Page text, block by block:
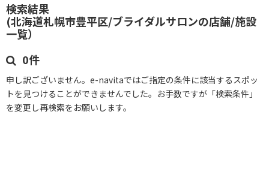
検索結果
(北海道札幌市豊平区/ブライダルサロンの店舗/施設
一覧）
0件
申し訳ございません。e-navitaではご指定の条件に該当するスポッ
トを見つけることができませんでした。お手数ですが「検索条件」
を変更し再検索をお願いします。